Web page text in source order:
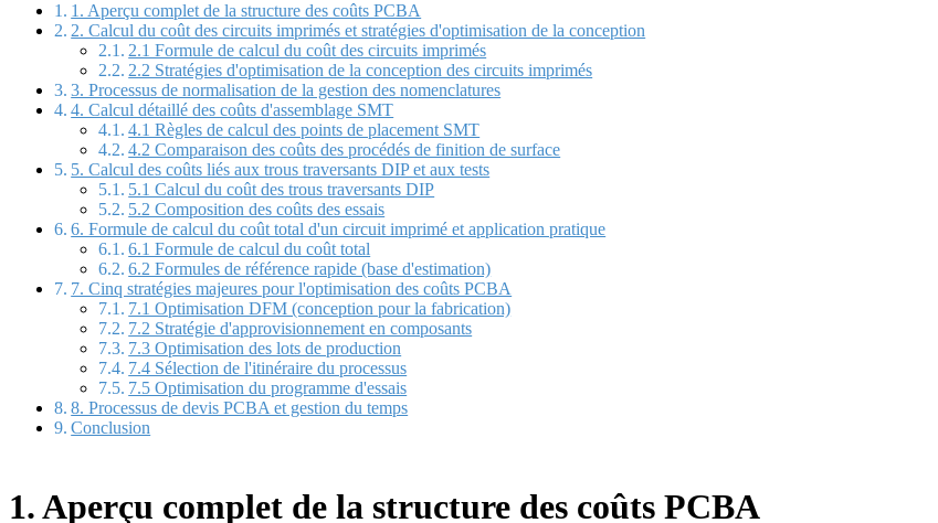
1. Aperçu complet de la structure des coûts PCBA
2. Calcul du coût des circuits imprimés et stratégies d'optimisation de la conception
2.1 Formule de calcul du coût des circuits imprimés
2.2 Stratégies d'optimisation de la conception des circuits imprimés
3. Processus de normalisation de la gestion des nomenclatures
4. Calcul détaillé des coûts d'assemblage SMT
4.1 Règles de calcul des points de placement SMT
4.2 Comparaison des coûts des procédés de finition de surface
5. Calcul des coûts liés aux trous traversants DIP et aux tests
5.1 Calcul du coût des trous traversants DIP
5.2 Composition des coûts des essais
6. Formule de calcul du coût total d'un circuit imprimé et application pratique
6.1 Formule de calcul du coût total
6.2 Formules de référence rapide (base d'estimation)
7. Cinq stratégies majeures pour l'optimisation des coûts PCBA
7.1 Optimisation DFM (conception pour la fabrication)
7.2 Stratégie d'approvisionnement en composants
7.3 Optimisation des lots de production
7.4 Sélection de l'itinéraire du processus
7.5 Optimisation du programme d'essais
8. Processus de devis PCBA et gestion du temps
Conclusion
1. Aperçu complet de la structure des coûts PCBA